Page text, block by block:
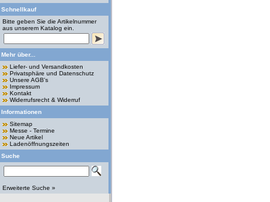
Schnellkauf
Bitte geben Sie die Artikelnummer
aus unserem Katalog ein.
Mehr über...
Liefer- und Versandkosten
Privatsphäre und Datenschutz
Unsere AGB's
Impressum
Kontakt
Widerrufsrecht & Widerruf
Informationen
Sitemap
Messe - Termine
Neue Artikel
Ladenöffnungszeiten
Suche
Erweiterte Suche »